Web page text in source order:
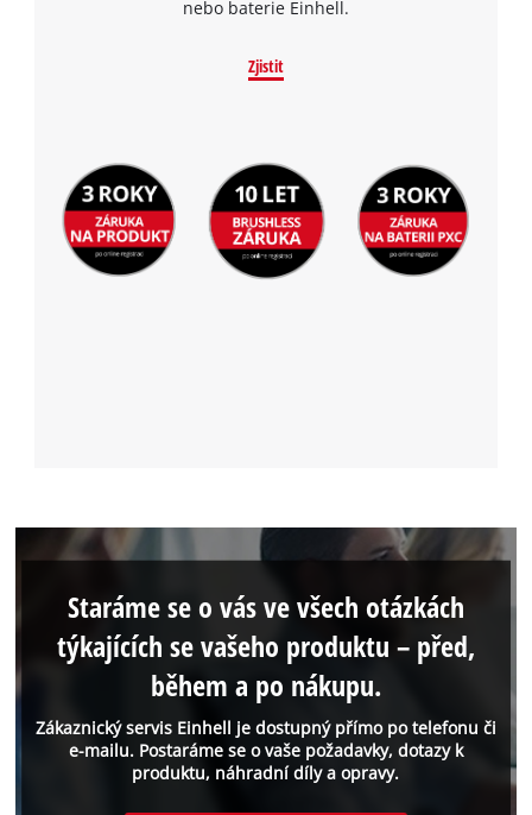
nebo baterie Einhell.
Zjistit
Zákaznický servis Einhell je dostupný přímo po telefonu či
e-mailu. Postaráme se o vaše požadavky, dotazy k
produktu, náhradní díly a opravy.
Staráme se o vás ve všech otázkách
týkajících se vašeho produktu – před,
během a po nákupu.